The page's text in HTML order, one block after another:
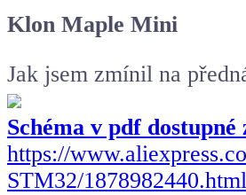
Klon Maple Mini
Jak jsem zmínil na
Schéma v pdf dostupné
https://
STM32/